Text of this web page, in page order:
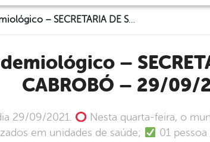
Informe Epidemiológico – SECRETARIA DE SAÚDE DE CABROBÓ – 29/09/2021
CABROBÓ – 29/09/
29/09/2021. Nesta quarta-feira, o
em unidades de saúde;
01